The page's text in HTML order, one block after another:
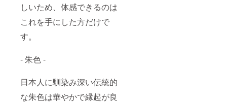
しいため、体感できるのは
これを手にした方だけで
す。
- 朱色 -
日本人に馴染み深い伝統的
な朱色は華やかで縁起が良